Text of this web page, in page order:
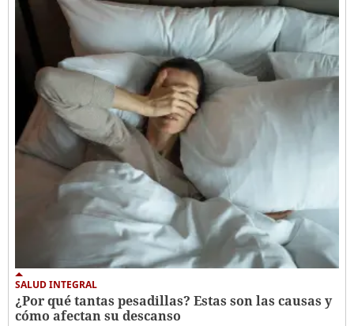
SALUD INTEGRAL
¿Por qué tantas pesadillas? Estas son las causas y
cómo afectan su descanso